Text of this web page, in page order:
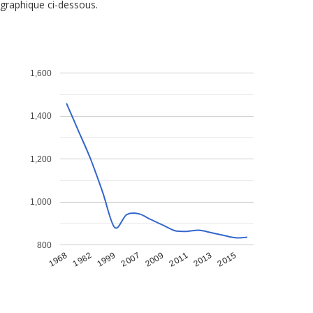
graphique ci-dessous.
1968 1982 1999 2007 2009 2011 2013 2015
800
1,000
1,200
1,400
1,600